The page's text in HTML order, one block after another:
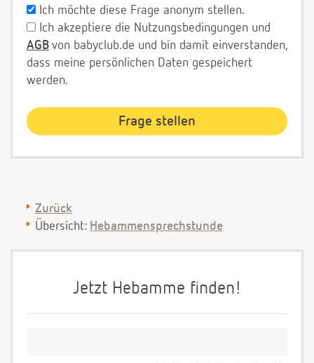
Ich möchte diese Frage anonym stellen.
Ich akzeptiere die Nutzungsbedingungen und
AGB von babyclub.de und bin damit einverstanden,
dass meine persönlichen Daten gespeichert
werden.
Zurück
Übersicht: Hebammensprechstunde
Jetzt Hebamme finden!